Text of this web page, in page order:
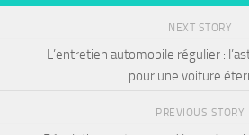
NEXT STORY
L’entretien automobile régulier :
pour une voiture
PREVIOUS STORY